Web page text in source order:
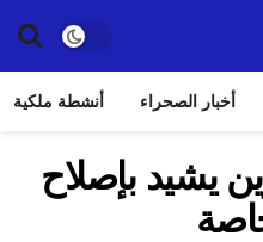
أخبار الصحراء أنشطة ملكية
يشيد بإصلاح